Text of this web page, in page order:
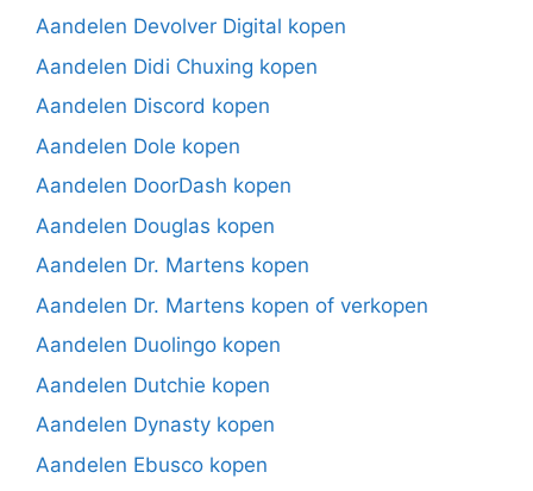
Aandelen Devolver Digital kopen
Aandelen Didi Chuxing kopen
Aandelen Discord kopen
Aandelen Dole kopen
Aandelen DoorDash kopen
Aandelen Douglas kopen
Aandelen Dr. Martens kopen
Aandelen Dr. Martens kopen of verkopen
Aandelen Duolingo kopen
Aandelen Dutchie kopen
Aandelen Dynasty kopen
Aandelen Ebusco kopen